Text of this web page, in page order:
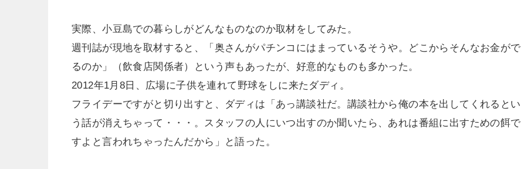
実際、小豆島での暮らしがどんなものなのか取材をしてみた。
週刊誌が現地を取材すると、「奥さんがパチンコにはまっているそうや。どこからそんなお金がで
るのか」（飲食店関係者）という声もあったが、好意的なものも多かった。
2012年1月8日、広場に子供を連れて野球をしに来たダディ。
フライデーですがと切り出すと、ダディは「あっ講談社だ。講談社から俺の本を出してくれるとい
う話が消えちゃって・・・。スタッフの人にいつ出すのか聞いたら、あれは番組に出すための餌で
すよと言われちゃったんだから」と語った。